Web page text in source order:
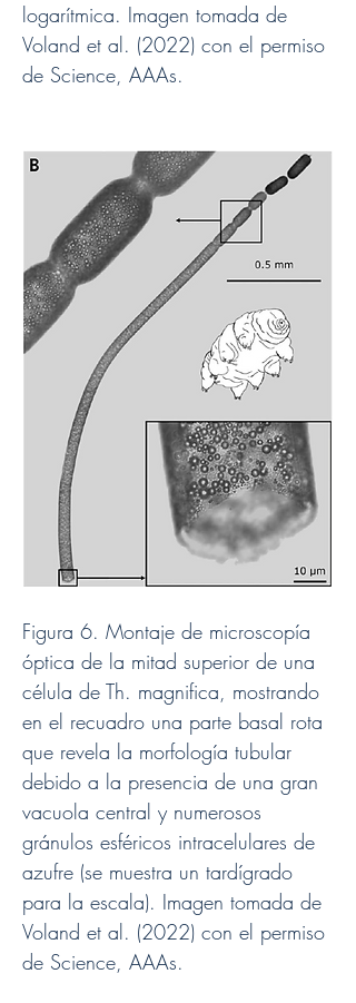
logarítmica. Imagen tomada de
Voland et al. (2022) con el permiso
de Science, AAAs.
Figura 6. Montaje de microscopía
óptica de la mitad superior de una
célula de Th. magnifica, mostrando
en el recuadro una parte basal rota
que revela la morfología tubular
debido a la presencia de una gran
vacuola central y numerosos
gránulos esféricos intracelulares de
azufre (se muestra un tardígrado
para la escala). Imagen tomada de
Voland et al. (2022) con el permiso
de Science, AAAs.